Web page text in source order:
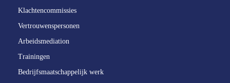
Klachtencommissies
Vertrouwenspersonen
Arbeidsmediation
Trainingen
Bedrijfsmaatschappelijk werk